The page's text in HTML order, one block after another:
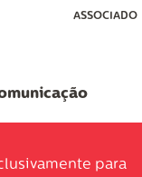
MenuASSOCIADO
para